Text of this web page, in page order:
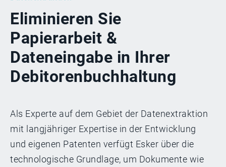
Eliminieren Sie
Papierarbeit &
Dateneingabe in Ihrer
Debitorenbuchhaltung
Als Experte auf dem Gebiet der Datenextraktion
mit langjähriger Expertise in der Entwicklung
und eigenen Patenten verfügt Esker über die
technologische Grundlage, um Dokumente wie